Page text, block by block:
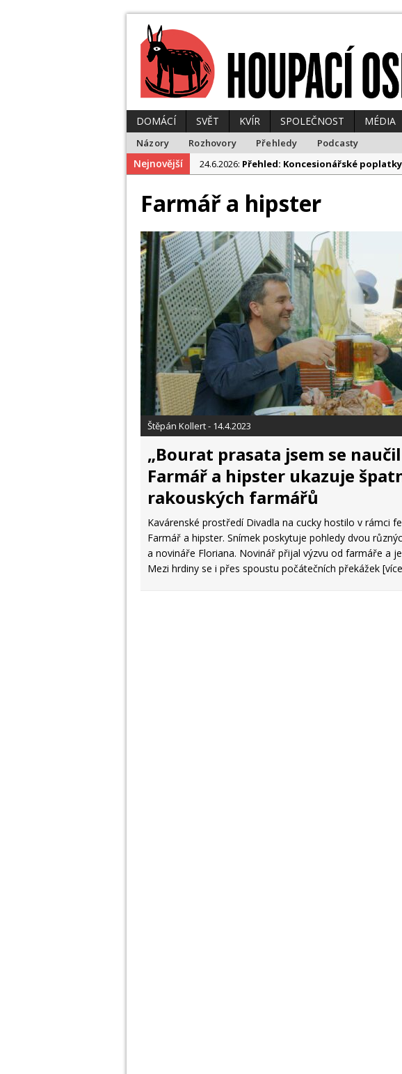
DOMÁCÍ SVĚT KVÍR SPOLEČNOST MÉDIA
Názory Rozhovory Přehledy Podcasty
Nejnovější 24.6.2026: Přehled: Koncesionářské
10.6.2026:
Přehled: Tohle bude drahý!
29.6.2026:Přehled: Z tropů se začíná
Farmář a hipster
Štěpán Kollert - 14.4.2023
„Bourat prasata jsem se
Farmář a hipster ukazuje
rakouských farmářů
Kavárenské prostředí Divadla na cucky hostilo v rámci
Farmář a hipster. Snímek poskytuje pohledy dvou
a novináře Floriana. Novinář přijal výzvu od farmáře a
Mezi hrdiny se i přes spoustu počátečních překážek